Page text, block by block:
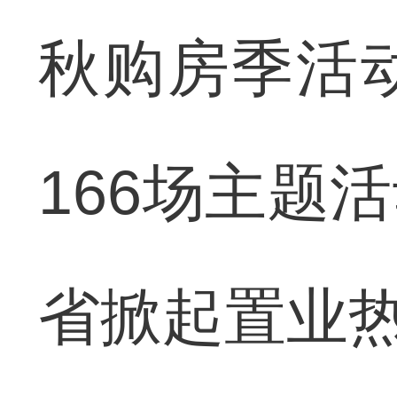
秋购房季活
166场主题
省掀起置业